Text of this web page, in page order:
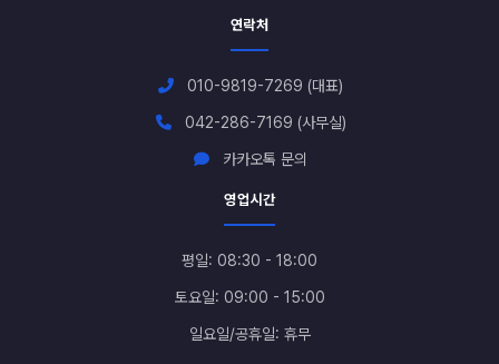
연락처
010-9819-7269 (대표)
042-286-7169 (사무실)
카카오톡 문의
영업시간
평일: 08:30 - 18:00
토요일: 09:00 - 15:00
일요일/공휴일: 휴무